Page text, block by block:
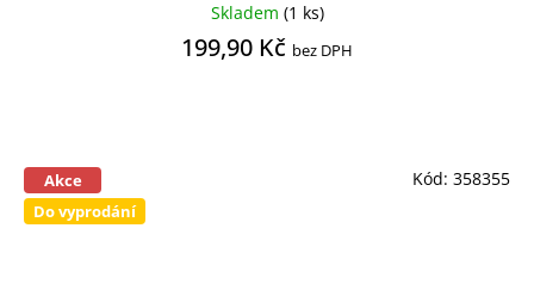
Skladem (1 ks)
199,90 Kč bez DPH
Akce
Do vyprodání
Kód: 358355